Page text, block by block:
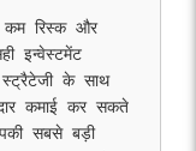
रिस्क और
इन्वेस्टमेंट
स्ट्रैटेजी के साथ
कमाई कर सकते
सबसे बड़ी